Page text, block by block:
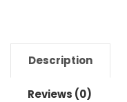
Description
Reviews (0)